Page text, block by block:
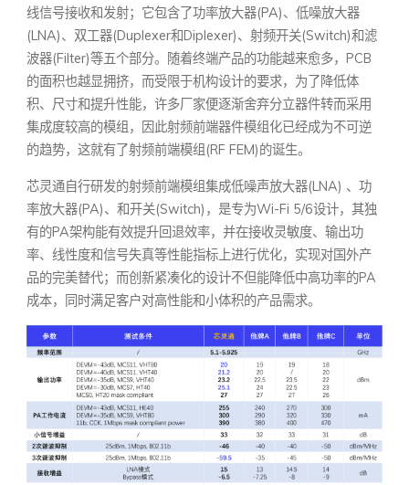
线信号接收和发射；它包含了功率放大器(PA)、低噪放大器
(LNA)、双工器(Duplexer和Diplexer)、射频开关(Switch)和滤
波器(Filter)等五个部分。随着终端产品的功能越来愈多，PCB
的面积也越显拥挤，而受限于机构设计的要求，为了降低体
积、尺寸和提升性能，许多厂家便逐渐舍弃分立器件转而采用
集成度较高的模组，因此射频前端器件模组化已经成为不可逆
的趋势，这就有了射频前端模组(RF FEM)的诞生。
芯灵通自行研发的射频前端模组集成低噪声放大器(LNA) 、功
率放大器(PA)、和开关(Switch)，是专为Wi-Fi 5/6设计，其独
有的PA架构能有效提升回退效率，并在接收灵敏度、输出功
率、线性度和信号失真等性能指标上进行优化，实现对国外产
品的完美替代；而创新紧凑化的设计不但能降低中高功率的PA
成本，同时满足客户对高性能和小体积的产品需求。